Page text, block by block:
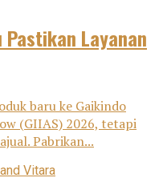
Layanan
baru ke Gaikindo
(GIIAS) 2026, tetapi
Pabrikan...